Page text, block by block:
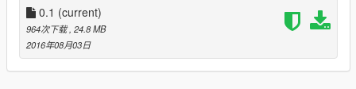
0.1 (current)
964次下载, 24.8 MB
2016年08月03日